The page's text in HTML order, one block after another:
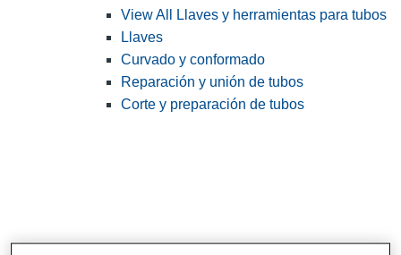
View All Llaves y herramientas para tubos
Llaves
Curvado y conformado
Reparación y unión de tubos
Corte y preparación de tubos